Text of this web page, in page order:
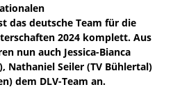
das deutsche Team für die
2024 komplett. Aus
nun auch Jessica-Bianca
Nathaniel Seiler (TV Bühlertal)
dem DLV-Team an.